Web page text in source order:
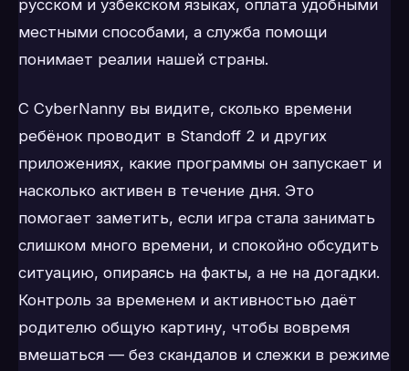
русском и узбекском языках, оплата удобными
местными способами, а служба помощи
понимает реалии нашей страны.
С CyberNanny вы видите, сколько времени
ребёнок проводит в Standoff 2 и других
приложениях, какие программы он запускает и
насколько активен в течение дня. Это
помогает заметить, если игра стала занимать
слишком много времени, и спокойно обсудить
ситуацию, опираясь на факты, а не на догадки.
Контроль за временем и активностью даёт
родителю общую картину, чтобы вовремя
вмешаться — без скандалов и слежки в режиме